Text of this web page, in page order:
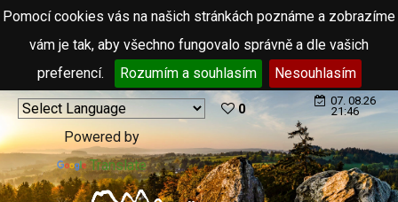
Pomocí cookies vás na našich stránkách poznáme a zobrazíme
vám je tak, aby všechno fungovalo správně a dle vašich
preferencí.
Rozumím a souhlasím Nesouhlasím
Powered by
Translate
0
07. 08.26
21:46